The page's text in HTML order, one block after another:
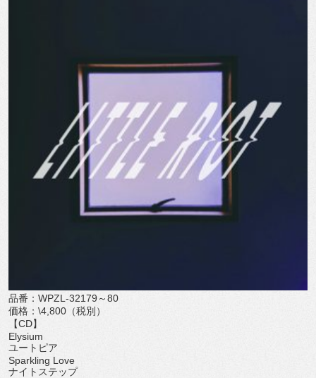
品番：WPZL-32179～80
価格：\4,800（税別）
【CD】
Elysium
ユートピア
Sparkling Love
ナイトステップ